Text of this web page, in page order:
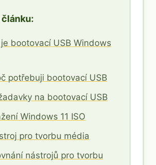
článku:
je bootovací USB Windows
potřebuji bootovací USB
na bootovací USB
Windows 11 ISO
pro tvorbu média
nástrojů pro tvorbu